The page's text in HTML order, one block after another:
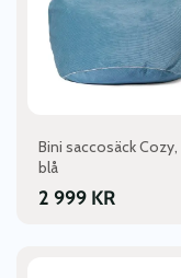
Bini saccosäck Cozy,
blå
2 999 KR